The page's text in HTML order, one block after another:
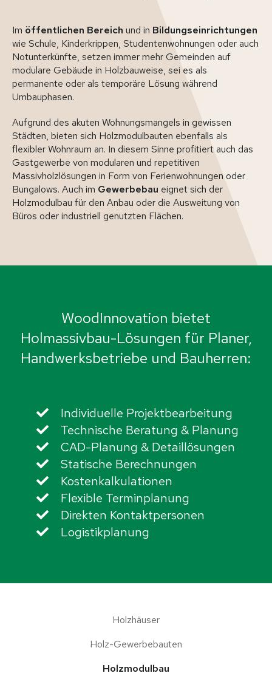
Im öffentlichen Bereich und in Bildungseinrichtungen
wie Schule, Kinderkrippen, Studentenwohnungen oder auch
Notunterkünfte, setzen immer mehr Gemeinden auf
modulare Gebäude in Holzbauweise, sei es als
permanente oder als temporäre Lösung während
Umbauphasen.
Aufgrund des akuten Wohnungsmangels in gewissen
Städten, bieten sich Holzmodulbauten ebenfalls als
flexibler Wohnraum an. In diesem Sinne profitiert auch das
Gastgewerbe von modularen und repetitiven
Massivholzlösungen in Form von Ferienwohnungen oder
Bungalows. Auch im Gewerbebau eignet sich der
Holzmodulbau für den Anbau oder die Ausweitung von
Büros oder industriell genutzten Flächen.
WoodInnovation bietet
Holmassivbau-Lösungen für Planer,
Handwerksbetriebe und Bauherren:
Individuelle Projektbearbeitung
Technische Beratung & Planung
CAD-Planung & Detaillösungen
Statische Berechnungen
Kostenkalkulationen
Flexible Terminplanung
Direkten Kontaktpersonen
Logistikplanung
Holzhäuser
Holz-Gewerbebauten
Holzmodulbau